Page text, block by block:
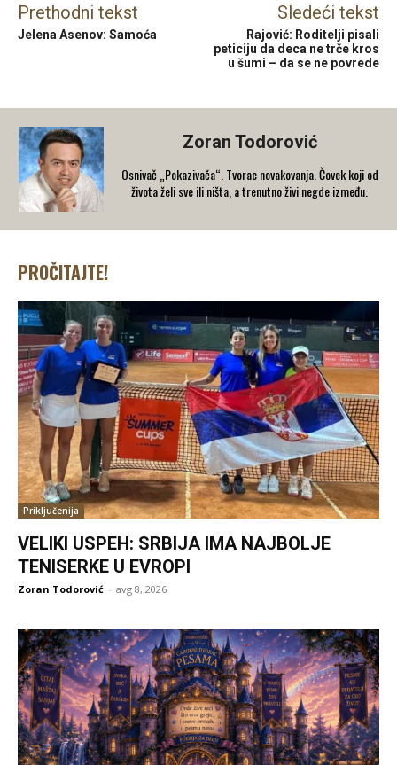
Prethodni tekst
Jelena Asenov: Samoća
Sledeći tekst
Rajović: Roditelji pisali
peticiju da deca ne trče kros
u šumi – da se ne povrede
Zoran Todorović
Osnivač „Pokazivača“. Tvorac novakovanja. Čovek koji od
života želi sve ili ništa, a trenutno živi negde između.
PROČITAJTE!
Priključenija
VELIKI USPEH: SRBIJA IMA NAJBOLJE
TENISERKE U EVROPI
Zoran Todorović - avg 8, 2026